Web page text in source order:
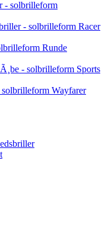
Racer
Runde
Sports
Wayfarer